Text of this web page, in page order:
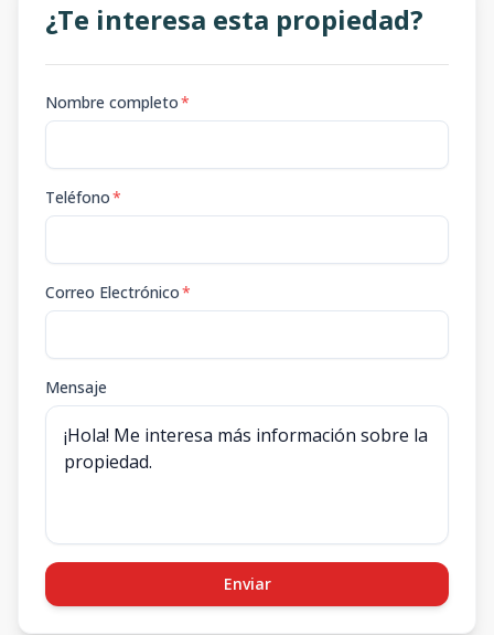
¿Te interesa esta propiedad?
Nombre completo*
Teléfono*
Correo Electrónico*
Mensaje
Enviar